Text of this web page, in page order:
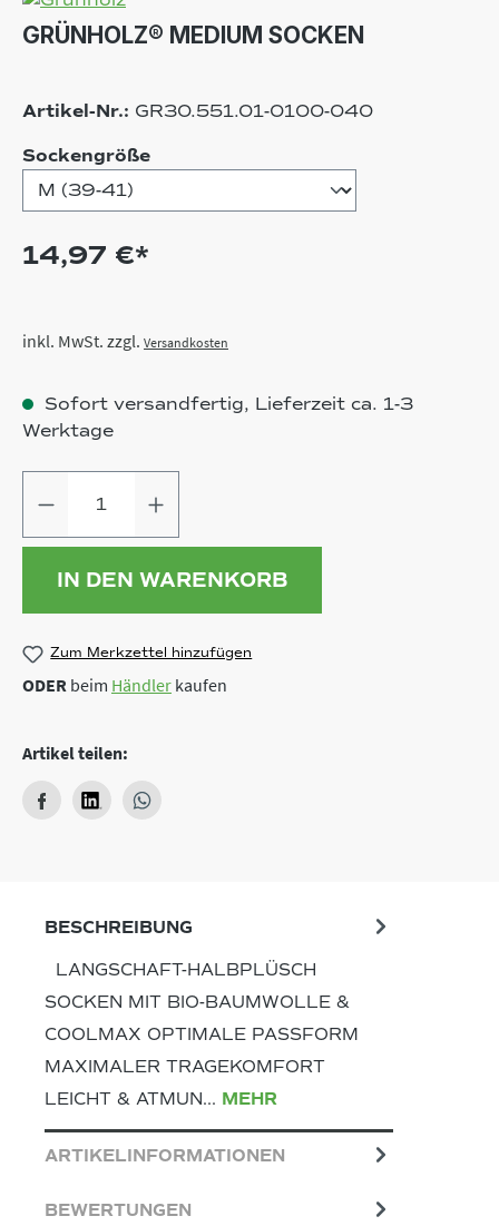
GRÜNHOLZ® MEDIUM SOCKEN
Artikel-Nr.: GR30.551.01-0100-040
Sockengrößeauswählen
14,97 €*
inkl. MwSt. zzgl. Versandkosten
Sofort versandfertig, Lieferzeit ca. 1-3
Werktage
IN DEN WARENKORB
Zum Merkzettel hinzufügen
ODER beim Händler kaufen
Artikel teilen:
BESCHREIBUNG
LANGSCHAFT-HALBPLÜSCH
SOCKEN MIT BIO-BAUMWOLLE &
COOLMAX OPTIMALE PASSFORM
MAXIMALER TRAGEKOMFORT
LEICHT & ATMUN… MEHR
ARTIKELINFORMATIONEN
BEWERTUNGEN